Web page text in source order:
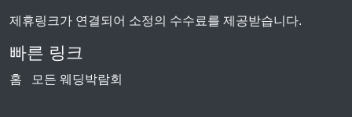
제휴링크가 연결되어 소정의 수수료를 제공받습니다.
빠른 링크
홈 모든 웨딩박람회